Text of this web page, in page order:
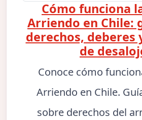
Cómo funciona
Arriendo en Chile:
derechos, deberes
de
Conoce cómo
Arriendo en Chile.
sobre derechos del